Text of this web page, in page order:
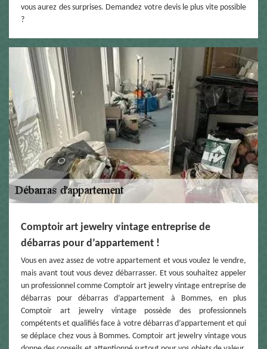
vous aurez des surprises. Demandez votre devis le plus vite possible
?
Comptoir art jewelry vintage entreprise de
débarras pour d’appartement !
Vous en avez assez de votre appartement et vous voulez le vendre,
mais avant tout vous devez débarrasser. Et vous souhaitez appeler
un professionnel comme Comptoir art jewelry vintage entreprise de
débarras pour débarras d’appartement à Bommes, en plus
Comptoir art jewelry vintage possède des professionnels
compétents et qualifiés face à votre débarras d’appartement et qui
se déplace chez vous à Bommes. Comptoir art jewelry vintage vous